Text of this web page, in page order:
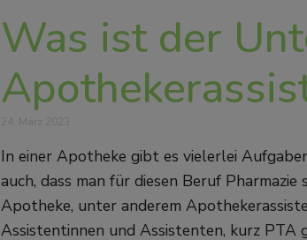
Was ist der
In einer Apotheke gibt es vielerlei
auch, dass man für diesen Beruf
Apotheke, unter anderem
Assistentinnen und Assistenten, kurz PTA